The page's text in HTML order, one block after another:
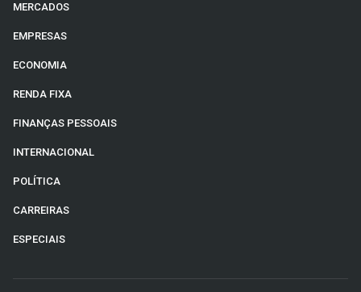
MERCADOS
EMPRESAS
ECONOMIA
RENDA FIXA
FINANÇAS PESSOAIS
INTERNACIONAL
POLÍTICA
CARREIRAS
ESPECIAIS